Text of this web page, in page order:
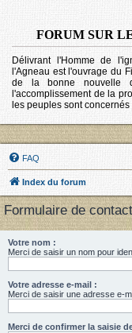
FORUM SUR
Délivrant l'Homme de
l'Agneau est l'ouvrage du
de la bonne nouvelle
l'accomplissement de la
les peuples sont concernés
FAQ
Index du forum
Formulaire de
Votre nom :
Merci de saisir un nom pour
Votre adresse e-mail :
Merci de saisir une adresse e-
Merci de confirmer la saisie